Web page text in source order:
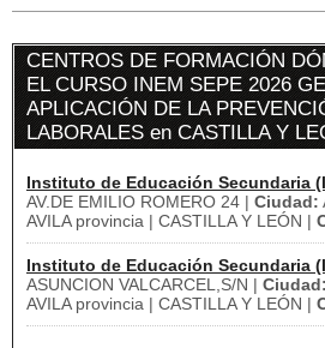
CENTROS DE FORMACIÓN
EL CURSO INEM SEPE 2026
APLICACIÓN DE LA
LABORALES en CASTILLA Y
Instituto de Educación Secundaria
AV.DE EMILIO ROMERO 24 | Ciudad:
AVILA provincia | CASTILLA Y LEÓN |
Instituto de Educación Secundaria
ASUNCION VALCARCEL,S/N | Ciudad:
AVILA provincia | CASTILLA Y LEÓN |